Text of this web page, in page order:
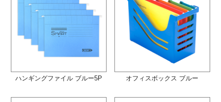
ハンギングファイル ブルー5P オフィスボックス ブルー